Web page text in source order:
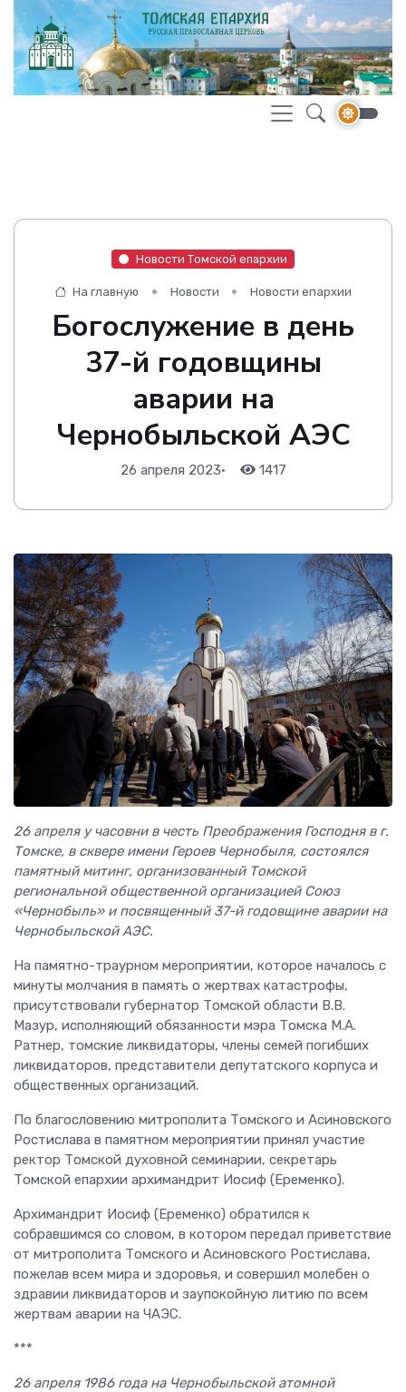
Новости Томской епархии
На главную Новости Новости епархии
Богослужение в день
37-й годовщины
аварии на
Чернобыльской АЭС
26 апреля 2023• 1417
26 апреля у часовни в честь Преображения Господня в г.
Томске, в сквере имени Героев Чернобыля, состоялся
памятный митинг, организованный Томской
региональной общественной организацией Союз
«Чернобыль» и посвященный 37-й годовщине аварии на
Чернобыльской АЭС.
На памятно-траурном мероприятии, которое началось с
минуты молчания в память о жертвах катастрофы,
присутствовали губернатор Томской области В.В.
Мазур, исполняющий обязанности мэра Томска М.А.
Ратнер, томские ликвидаторы, члены семей погибших
ликвидаторов, представители депутатского корпуса и
общественных организаций.
По благословению митрополита Томского и Асиновского
Ростислава в памятном мероприятии принял участие
ректор Томской духовной семинарии, секретарь
Томской епархии архимандрит Иосиф (Еременко).
Архимандрит Иосиф (Еременко) обратился к
собравшимся со словом, в котором передал приветствие
от митрополита Томского и Асиновского Ростислава,
пожелав всем мира и здоровья, и совершил молебен о
здравии ликвидаторов и заупокойную литию по всем
жертвам аварии на ЧАЭС.
***
26 апреля 1986 года на Чернобыльской атомной